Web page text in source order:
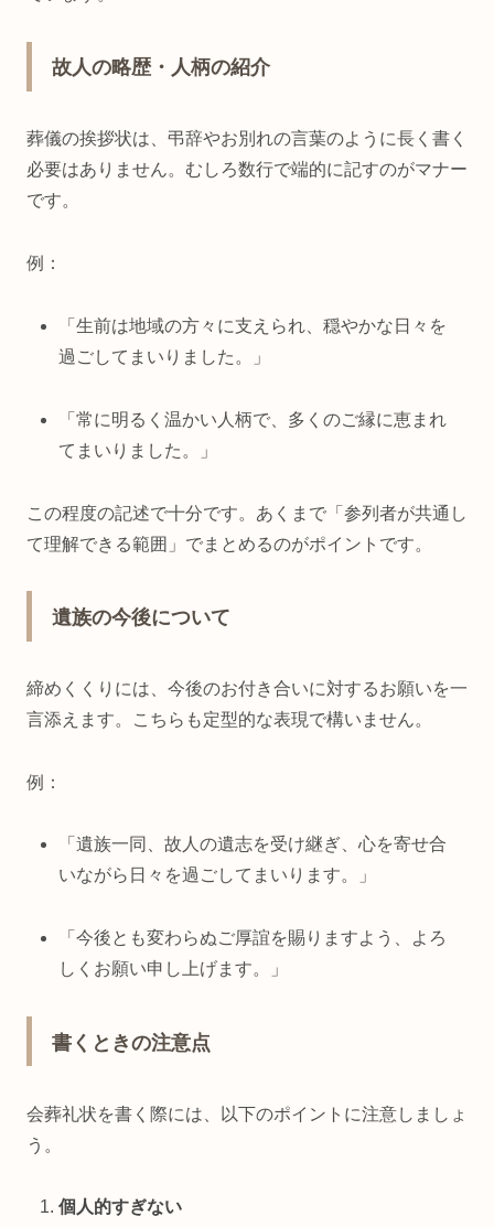
故人の略歴・人柄の紹介
葬儀の挨拶状は、弔辞やお別れの言葉のように長く書く
必要はありません。むしろ数行で端的に記すのがマナー
です。
例：
「生前は地域の方々に支えられ、穏やかな日々を
過ごしてまいりました。」
「常に明るく温かい人柄で、多くのご縁に恵まれ
てまいりました。」
この程度の記述で十分です。あくまで「参列者が共通し
て理解できる範囲」でまとめるのがポイントです。
遺族の今後について
締めくくりには、今後のお付き合いに対するお願いを一
言添えます。こちらも定型的な表現で構いません。
例：
「遺族一同、故人の遺志を受け継ぎ、心を寄せ合
いながら日々を過ごしてまいります。」
「今後とも変わらぬご厚誼を賜りますよう、よろ
しくお願い申し上げます。」
書くときの注意点
会葬礼状を書く際には、以下のポイントに注意しましょ
う。
個人的すぎない